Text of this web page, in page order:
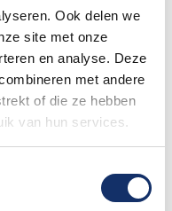
Ook delen we
site met onze
en analyse. Deze
met andere
of die ze hebben
van hun services.